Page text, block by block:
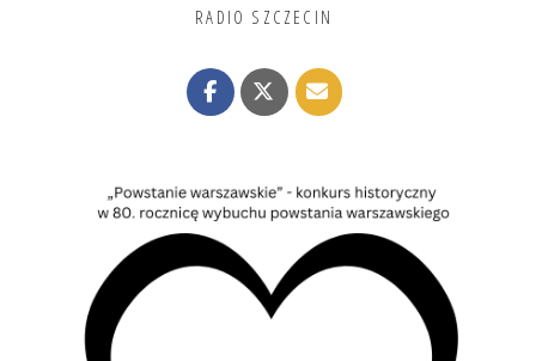
RADIO SZCZECIN